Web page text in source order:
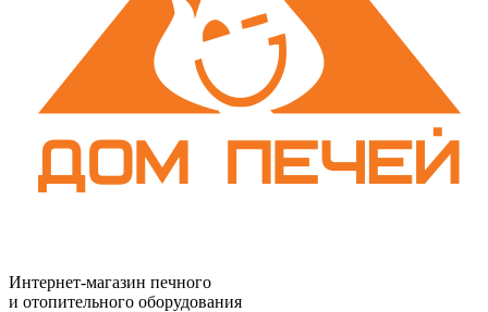
Интернет-магазин печного
и отопительного оборудования